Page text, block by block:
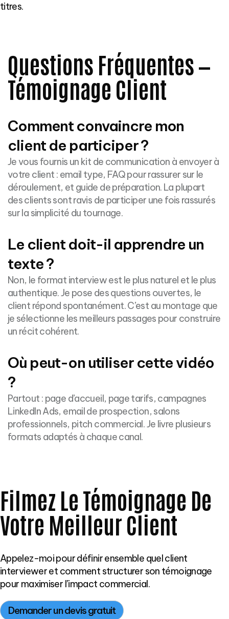
titres.
Questions Fréquentes —
Témoignage Client
Comment convaincre mon
client de participer ?
Je vous fournis un kit de communication à envoyer à
votre client : email type, FAQ pour rassurer sur le
déroulement, et guide de préparation. La plupart
des clients sont ravis de participer une fois rassurés
sur la simplicité du tournage.
Le client doit-il apprendre un
texte ?
Non, le format interview est le plus naturel et le plus
authentique. Je pose des questions ouvertes, le
client répond spontanément. C’est au montage que
je sélectionne les meilleurs passages pour construire
un récit cohérent.
Où peut-on utiliser cette vidéo
?
Partout : page d’accueil, page tarifs, campagnes
LinkedIn Ads, email de prospection, salons
professionnels, pitch commercial. Je livre plusieurs
formats adaptés à chaque canal.
Filmez Le Témoignage De
Votre Meilleur Client
Appelez-moi pour définir ensemble quel client
interviewer et comment structurer son témoignage
pour maximiser l’impact commercial.
Demander un devis gratuit